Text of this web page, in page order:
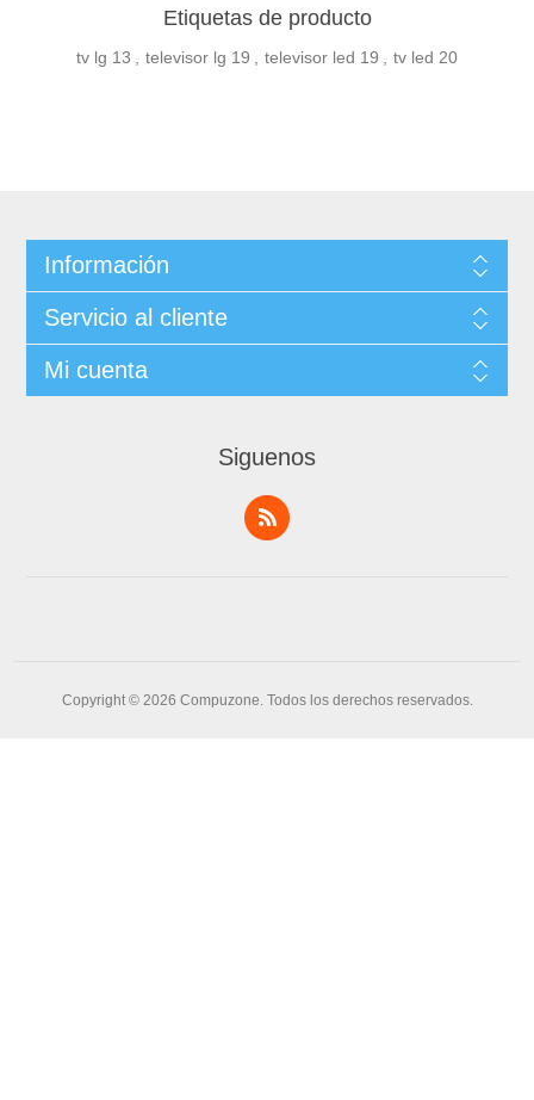
Etiquetas de producto
tv lg 13 , televisor lg 19 , televisor led 19 , tv led 20
Información
Servicio al cliente
Mi cuenta
Siguenos
Copyright © 2026 Compuzone. Todos los derechos reservados.